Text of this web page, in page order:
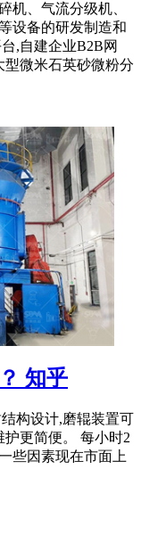
机、气流分级机、
设备的研发制造和
,自建企业B2B网
微米石英砂微粉分
知乎
构设计,磨辊装置可
护更简便。 每小时2
些因素现在市面上